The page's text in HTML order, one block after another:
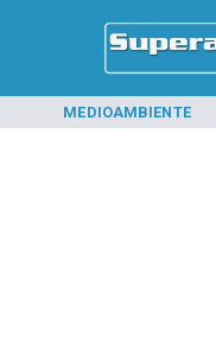
MEDIOAMBIENTE